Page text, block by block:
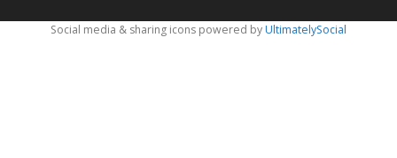
Social media & sharing icons powered byUltimatelySocial